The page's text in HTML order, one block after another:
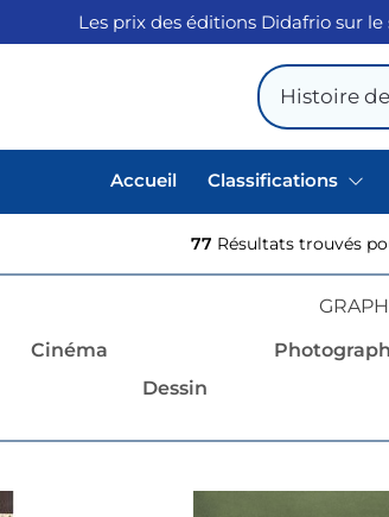
Les prix des éditions Didafrio sur
Accueil Classifications
77 Résultats trouvés
Cinéma
Dessin